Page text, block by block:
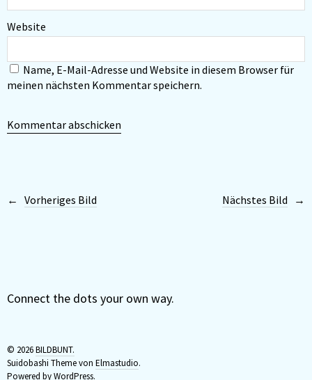
Website
Name, E-Mail-Adresse und Website in diesem Browser für
meinen nächsten Kommentar speichern.
Nächstes Bild
Vorheriges Bild
Connect the dots your own way.
© 2026BILDBUNT.
Suidobashi Theme von Elmastudio.
Powered byWordPress.